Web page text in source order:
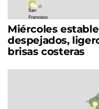
Miércoles
despejados,
brisas costeras